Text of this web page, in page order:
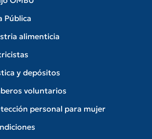
Pública
alimenticia
y depósitos
voluntarios
personal para mujer